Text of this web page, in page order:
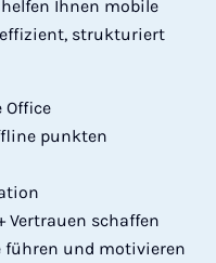
helfen Ihnen mobile
strukturiert
Office
punkten
Vertrauen schaffen
führen und motivieren